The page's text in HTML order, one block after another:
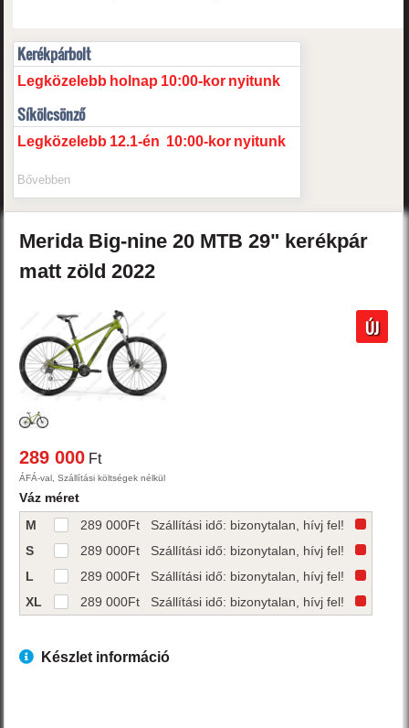
Kerékpárbolt
Legközelebb holnap 10:00-kor nyitunk
Síkölcsönző
Legközelebb 12.1-én 10:00-kor nyitunk
Bővebben
Merida Big-nine 20 MTB 29" kerékpár
matt zöld2022
ÚJ
289 000 Ft
ÁFÁ-val, Szállítási költségek nélkül
Váz méret
M
289 000Ft
Szállítási idő: bizonytalan, hívj fel!
S
289 000Ft
Szállítási idő: bizonytalan, hívj fel!
L
289 000Ft
Szállítási idő: bizonytalan, hívj fel!
XL
289 000Ft Szállítási idő: bizonytalan, hívj fel!
Készlet információ